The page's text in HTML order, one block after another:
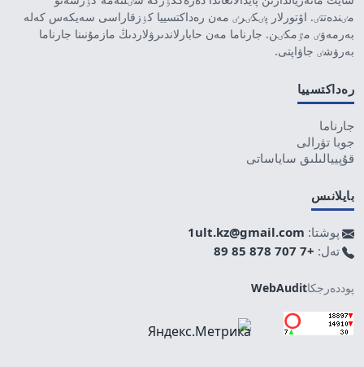
مٸندەتتٸ. اۆتورلار پٸكٸرٸ مەن رەداكتسييا كٶزقاراسى سەيكەس كەلە
بەرمەۋٸ مٷمكٸن. جارناما مەن حابارلاندىرۋلاردىڭ مازمۇنىنا جارناما
بەرۋشٸ جاۋاپتى.
رەداكتسييا
جارناما
جوبا تۋرالى
قۇپييالىلىق ساياساتى
بايلانىس
پوشتا: 1ult.kz@gmail.com
تەل: +7 707 878 85 89
پوددەرجكاWebAudit